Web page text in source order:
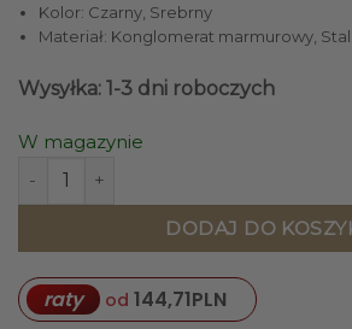
Kolor: Czarny, Srebrny
Materiał: Konglomerat marmurowy,
Wysyłka: 1-3 dni roboczych
W magazynie
ilość STÓŁ okrągły, blat z
DODAJ DO
raty od 144,71PLN